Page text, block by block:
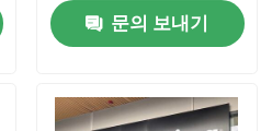
문의 보내기